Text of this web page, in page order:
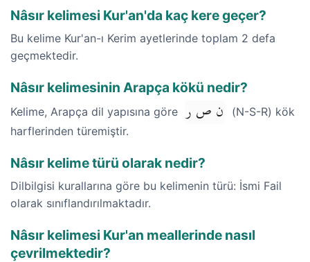
Nâsır kelimesi Kur'an'da kaç kere geçer?
Bu kelime Kur'an-ı Kerim ayetlerinde toplam 2 defa
geçmektedir.
Nâsır kelimesinin Arapça kökü nedir?
Kelime, Arapça dil yapısına göre ن ص ر
(N-S-R) kök
harflerinden türemiştir.
Nâsır kelime türü olarak nedir?
Dilbilgisi kurallarına göre bu kelimenin türü: İsmi Fail
olarak sınıflandırılmaktadır.
Nâsır kelimesi Kur'an meallerinde nasıl
çevrilmektedir?